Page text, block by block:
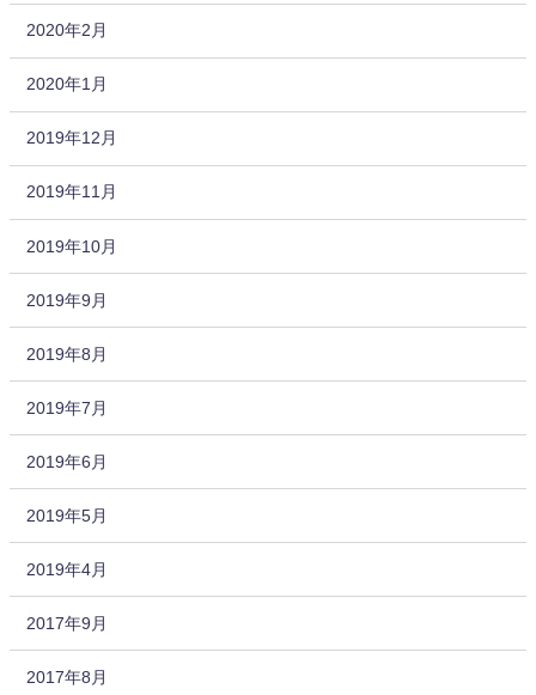
2020年2月
2020年1月
2019年12月
2019年11月
2019年10月
2019年9月
2019年8月
2019年7月
2019年6月
2019年5月
2019年4月
2017年9月
2017年8月